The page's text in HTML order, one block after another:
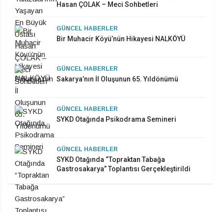
Hasan ÇOLAK – Meci Sohbetleri
GÜNCEL HABERLER
Bir Muhacir Köyü’nün Hikayesi NALKÖYÜ
GÜNCEL HABERLER
Sakarya’nın İl Oluşunun 65. Yıldönümü
GÜNCEL HABERLER
SYKD Otağında Psikodrama Semineri
GÜNCEL HABERLER
SYKD Otağında “Topraktan Tabağa
Gastrosakarya” Toplantısı Gerçekleştirildi